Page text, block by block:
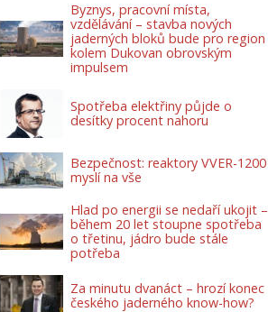
Byznys, pracovní místa,
vzdělávání – stavba nových
jaderných bloků bude pro region
kolem Dukovan obrovským
impulsem
Spotřeba elektřiny půjde o
desítky procent nahoru
Bezpečnost: reaktory VVER-1200
myslí na vše
Hlad po energii se nedaří ukojit –
během 20 let stoupne spotřeba
o třetinu, jádro bude stále
potřeba
Za minutu dvanáct – hrozí konec
českého jaderného know-how?